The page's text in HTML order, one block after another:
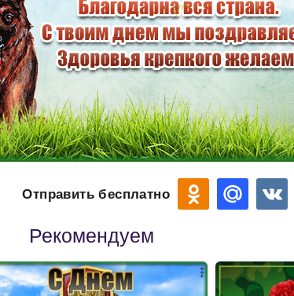
Отправить бесплатно
Рекомендуем